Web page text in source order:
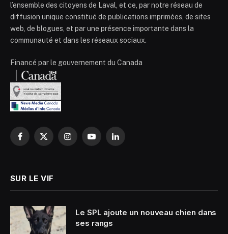
l’ensemble des citoyens de Laval, et ce, par notre réseau de
diffusion unique constitué de publications imprimées, de sites
web, de blogues, et par une présence importante dans la
communauté et dans les réseaux sociaux.
Financé par le gouvernement du Canada
Facebook
X
InstagramYouTubeLinkedIn
SUR LE VIF
Le SPL ajoute un nouveau chien dans
ses rangs